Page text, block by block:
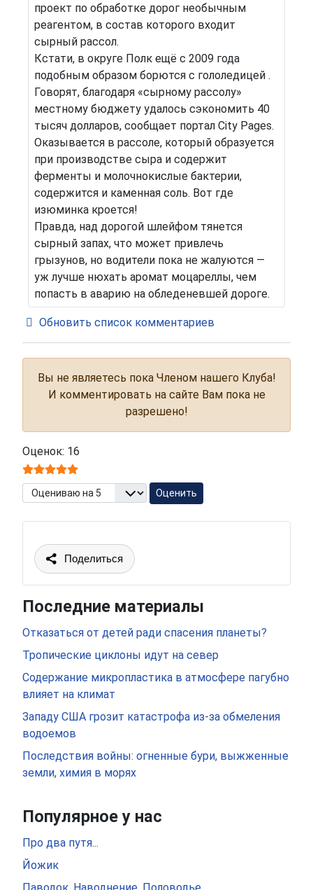
проект по обработке дорог необычным
реагентом, в состав которого входит
сырный рассол.
Кстати, в округе Полк ещё с 2009 года
подобным образом борются с гололедицей .
Говорят, благодаря «сырному рассолу»
местному бюджету удалось сэкономить 40
тысяч долларов, сообщает портал City Pages.
Оказывается в рассоле, который образуется
при производстве сыра и содержит
ферменты и молочнокислые бактерии,
содержится и каменная соль. Вот где
изюминка кроется!
Правда, над дорогой шлейфом тянется
сырный запах, что может привлечь
грызунов, но водители пока не жалуются —
уж лучше нюхать аромат моцареллы, чем
попасть в аварию на обледеневшей дороге.
Обновить список комментариев
Вы не являетесь пока Членом нашего Клуба!
И комментировать на сайте Вам пока не
разрешено!
Оценок: 16
Пожалуйста, оцените
Поделиться
Последние материалы
Отказаться от детей ради спасения планеты?
Тропические циклоны идут на север
Содержание микропластика в атмосфере пагубно
влияет на климат
Западу США грозит катастрофа из-за обмеления
водоемов
Последствия войны: огненные бури, выжженные
земли, химия в морях
Популярное у нас
Про два путя...
Йожик